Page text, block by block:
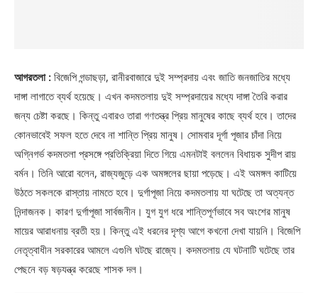
আগরতলা : বিজেপি গন্ডাছড়া, রানীরবাজারে দুই সম্প্রদায় এবং জাতি জনজাতির মধ্যে
দাঙ্গা লাগাতে ব্যর্থ হয়েছে। এখন কদমতলায় দুই সম্প্রদায়ের মধ্যে দাঙ্গা তৈরি করার
জন্য চেষ্টা করছে। কিন্তু এবারও তারা গণতন্ত্র প্রিয় মানুষের কাছে ব্যর্থ হবে। তাদের
কোনভাবেই সফল হতে দেবে না শান্তি প্রিয় মানুষ। সোমবার দূর্গা পূজার চাঁদা নিয়ে
অগ্নিগর্ভ কদমতলা প্রসঙ্গে প্রতিক্রিয়া দিতে গিয়ে এমনটাই বললেন বিধায়ক সুদীপ রায়
বর্মন। তিনি আরো বলেন, রাজ্যজুড়ে এক অমঙ্গলের ছায়া পড়েছে। এই অমঙ্গল কাটিয়ে
উঠতে সকলকে রাস্তায় নামতে হবে। দুর্গাপূজা নিয়ে কদমতলায় যা ঘটেছে তা অত্যন্ত
নিন্দাজনক। কারণ দুর্গাপূজা সার্বজনীন। যুগ যুগ ধরে শান্তিপূর্ণভাবে সব অংশের মানুষ
মায়ের আরাধনায় ব্রতী হয়। কিন্তু এই ধরনের দৃশ্য আগে কখনো দেখা যায়নি। বিজেপি
নেতৃত্বাধীন সরকারের আমলে এগুলি ঘটছে রাজ্যে। কদমতলায় যে ঘটনাটি ঘটেছে তার
পেছনে বড় ষড়যন্ত্র করেছে শাসক দল।